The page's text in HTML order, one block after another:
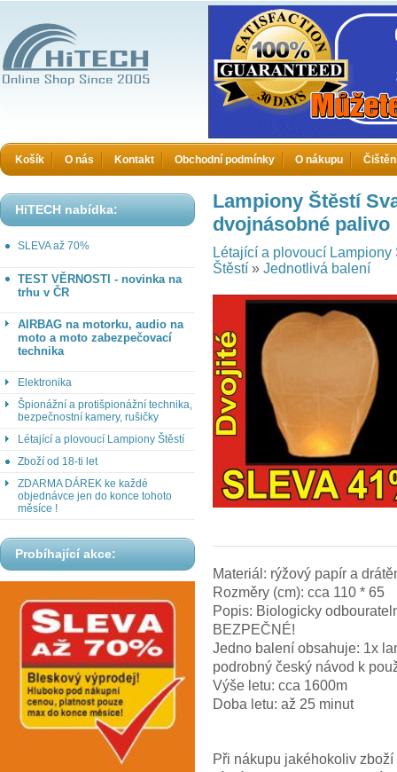
Košík O nás Kontakt Obchodní podmínky O nákupu
HiTECH nabídka:
SLEVA až 70%
TEST VĚRNOSTI - novinka na
trhu v ČR
AIRBAG na motorku, audio na
moto a moto zabezpečovací
technika
Elektronika
Špionážní a protišpionážní technika,
bezpečnostní kamery, rušičky
Létající a plovoucí Lampiony Štěstí
Zboží od 18-ti let
ZDARMA DÁREK ke každé
objednávce jen do konce tohoto
měsíce !
Probíhající akce:
Lampiony Štěstí
dvojnásobné palivo
Létající a plovoucí Lampiony
Štěstí » Jednotlivá balení
Materiál: rýžový papír a
Rozměry (cm): cca 110 * 65
Popis: Biologicky
BEZPEČNÉ!
Jedno balení obsahuje: 1x
podrobný český návod k
Výše letu: cca 1600m
Doba letu: až 25 minut
Při nákupu jakéhokoliv